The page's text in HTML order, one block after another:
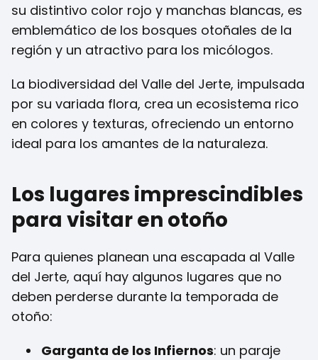
su distintivo color rojo y manchas blancas, es
emblemático de los bosques otoñales de la
región y un atractivo para los micólogos.
La biodiversidad del Valle del Jerte, impulsada
por su variada flora, crea un ecosistema rico
en colores y texturas, ofreciendo un entorno
ideal para los amantes de la naturaleza.
Los lugares imprescindibles
para visitar en otoño
Para quienes planean una escapada al Valle
del Jerte, aquí hay algunos lugares que no
deben perderse durante la temporada de
otoño:
Garganta de los Infiernos: un paraje